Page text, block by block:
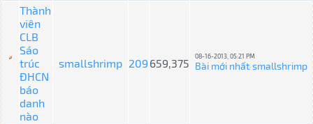
Thành
viên
CLB
Sáo
trúc
ĐHCN
báo
danh
nào
smallshrimp 209 659,375
08-16-2013, 05:21 PM
Bài mới nhất:smallshrimp